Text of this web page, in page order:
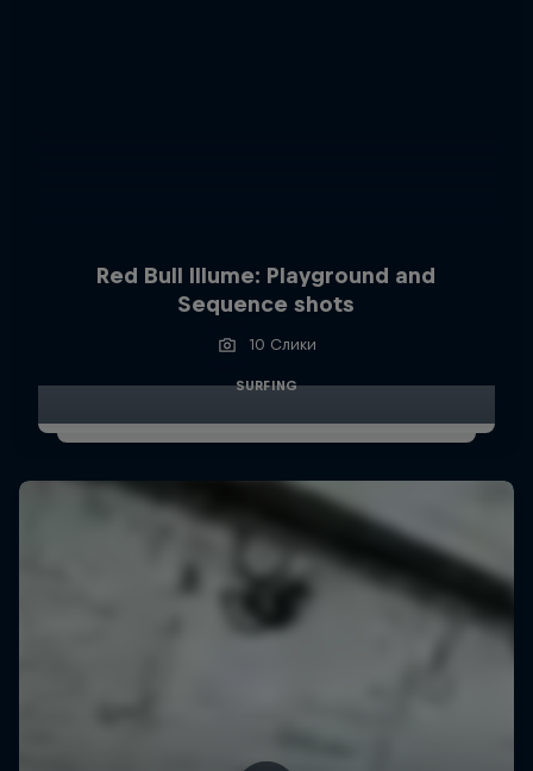
Red Bull Illume: Playground and
Sequence shots
10 Слики
SURFING